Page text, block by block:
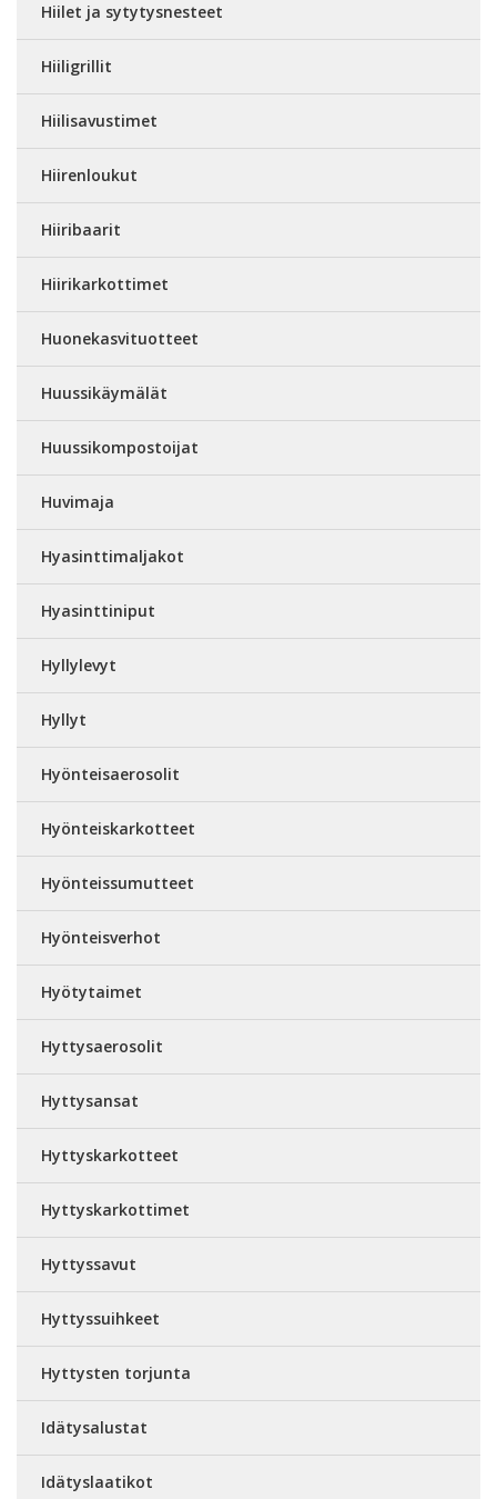
Hiilet ja sytytysnesteet
Hiiligrillit
Hiilisavustimet
Hiirenloukut
Hiiribaarit
Hiirikarkottimet
Huonekasvituotteet
Huussikäymälät
Huussikompostoijat
Huvimaja
Hyasinttimaljakot
Hyasinttiniput
Hyllylevyt
Hyllyt
Hyönteisaerosolit
Hyönteiskarkotteet
Hyönteissumutteet
Hyönteisverhot
Hyötytaimet
Hyttysaerosolit
Hyttysansat
Hyttyskarkotteet
Hyttyskarkottimet
Hyttyssavut
Hyttyssuihkeet
Hyttysten torjunta
Idätysalustat
Idätyslaatikot